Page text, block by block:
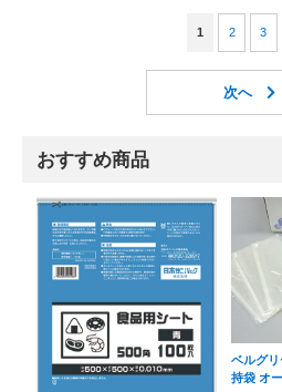
1 2 3
おすすめ商品
ベルグ
持袋 オ